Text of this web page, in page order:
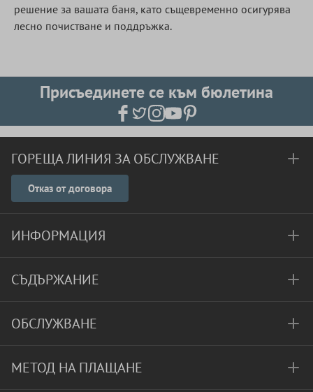
решение за вашата баня, като същевременно осигурява
лесно почистване и поддръжка.
Присъединете се към бюлетина
ГОРЕЩА ЛИНИЯ ЗА ОБСЛУЖВАНЕ
Отказ от договора
ИНФОРМАЦИЯ
СЪДЪРЖАНИЕ
ОБСЛУЖВАНЕ
МЕТОД НА ПЛАЩАНЕ